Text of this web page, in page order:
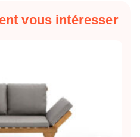
vous intéresser